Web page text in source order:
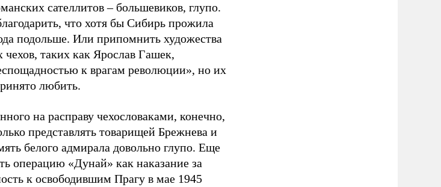
сателлитов – большевиков, глупо.
что хотя бы Сибирь прожила
подольше. Или припомнить художества
таких как Ярослав Гашек,
к врагам революции», но их
любить.
на расправу чехословаками, конечно,
представлять товарищей Брежнева и
белого адмирала довольно глупо. Еще
операцию «Дунай» как наказание за
к освободившим Прагу в мае 1945